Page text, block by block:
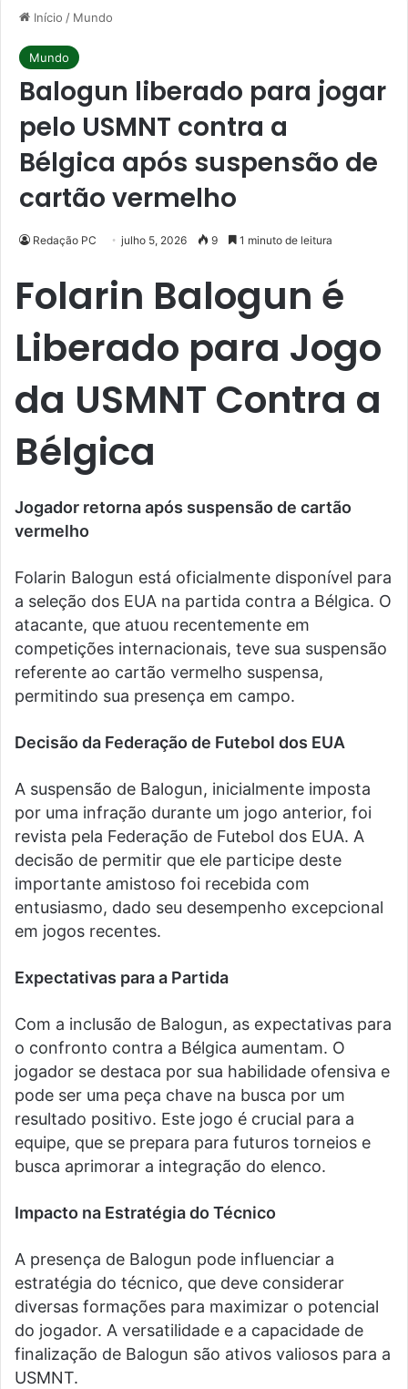
Início / Mundo
Mundo
Balogun liberado para jogar
pelo USMNT contra a
Bélgica após suspensão de
cartão vermelho
Redação PC julho 5, 2026 9 1 minuto de leitura
Folarin Balogun é
Liberado para Jogo
da USMNT Contra a
Bélgica
Jogador retorna após suspensão de cartão
vermelho
Folarin Balogun está oficialmente disponível para
a seleção dos EUA na partida contra a Bélgica. O
atacante, que atuou recentemente em
competições internacionais, teve sua suspensão
referente ao cartão vermelho suspensa,
permitindo sua presença em campo.
Decisão da Federação de Futebol dos EUA
A suspensão de Balogun, inicialmente imposta
por uma infração durante um jogo anterior, foi
revista pela Federação de Futebol dos EUA. A
decisão de permitir que ele participe deste
importante amistoso foi recebida com
entusiasmo, dado seu desempenho excepcional
em jogos recentes.
Expectativas para a Partida
Com a inclusão de Balogun, as expectativas para
o confronto contra a Bélgica aumentam. O
jogador se destaca por sua habilidade ofensiva e
pode ser uma peça chave na busca por um
resultado positivo. Este jogo é crucial para a
equipe, que se prepara para futuros torneios e
busca aprimorar a integração do elenco.
Impacto na Estratégia do Técnico
A presença de Balogun pode influenciar a
estratégia do técnico, que deve considerar
diversas formações para maximizar o potencial
do jogador. A versatilidade e a capacidade de
finalização de Balogun são ativos valiosos para a
USMNT.